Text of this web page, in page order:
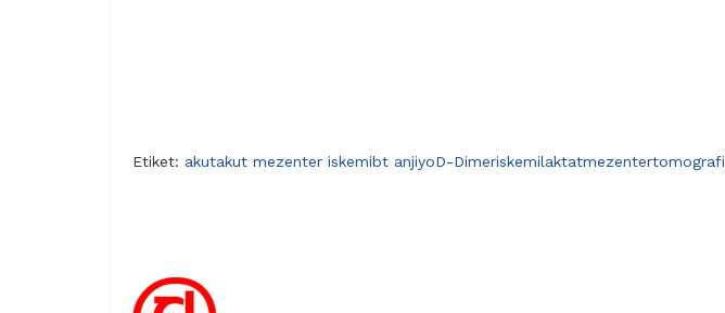
Etiket: akutakut mezenter iskemibt anjiyoD-Dimeriskemilaktatmezentertomografi